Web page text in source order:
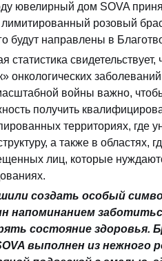
ювелирный дом SOVA
лимитированный розовый
будут направлены в
статистика
онкологических
войны важно,
получить
территориях, где
а также в областях,
лиц, которые
создать особый
напоминанием
состояние здоровья.
выполнен из нежного